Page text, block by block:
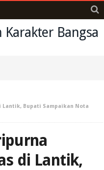
Bupati Sampaikan Nota
di Lantik,